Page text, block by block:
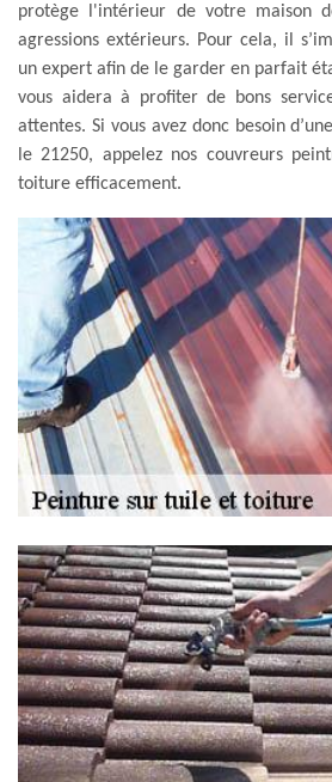
protège l'intérieur de votre maison
agressions extérieurs. Pour cela, il
un expert afin de le garder en parfait
vous aidera à profiter de bons
attentes. Si vous avez donc besoin
le 21250, appelez nos couvreurs
toiture efficacement.